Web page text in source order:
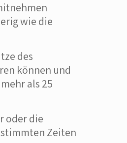
wie die
des
können und
als 25
oder die
Zeiten